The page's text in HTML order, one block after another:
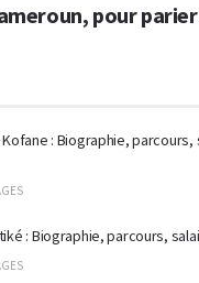
pour
Kofane : Biographie,
: Biographie, parcours,